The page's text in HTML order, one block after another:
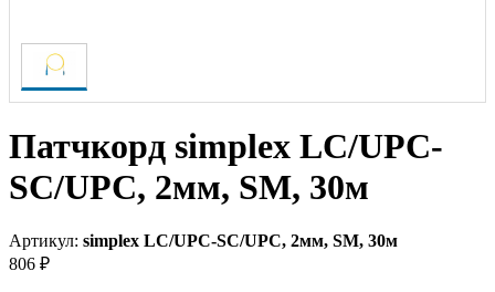
Патчкорд simplex LC/UPC-
SC/UPC, 2мм, SM, 30м
Артикул: simplex LC/UPC-SC/UPC, 2мм, SM, 30м
806 ₽